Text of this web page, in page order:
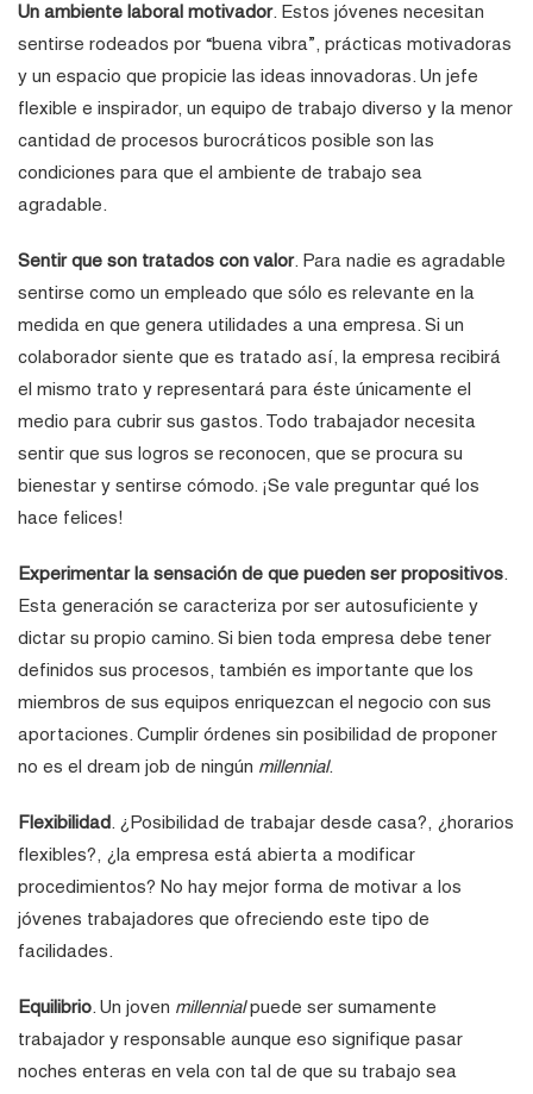
Un ambiente laboral motivador. Estos jóvenes necesitan
sentirse rodeados por “buena vibra”, prácticas motivadoras
y un espacio que propicie las ideas innovadoras. Un jefe
flexible e inspirador, un equipo de trabajo diverso y la menor
cantidad de procesos burocráticos posible son las
condiciones para que el ambiente de trabajo sea
agradable.
Sentir que son tratados con valor. Para nadie es agradable
sentirse como un empleado que sólo es relevante en la
medida en que genera utilidades a una empresa. Si un
colaborador siente que es tratado así, la empresa recibirá
el mismo trato y representará para éste únicamente el
medio para cubrir sus gastos. Todo trabajador necesita
sentir que sus logros se reconocen, que se procura su
bienestar y sentirse cómodo. ¡Se vale preguntar qué los
hace felices!
Experimentar la sensación de que pueden ser propositivos.
Esta generación se caracteriza por ser autosuficiente y
dictar su propio camino. Si bien toda empresa debe tener
definidos sus procesos, también es importante que los
miembros de sus equipos enriquezcan el negocio con sus
aportaciones. Cumplir órdenes sin posibilidad de proponer
no es el dream job de ningún millennial.
Flexibilidad. ¿Posibilidad de trabajar desde casa?, ¿horarios
flexibles?, ¿la empresa está abierta a modificar
procedimientos? No hay mejor forma de motivar a los
jóvenes trabajadores que ofreciendo este tipo de
facilidades.
Equilibrio. Un joven millennialpuede ser sumamente
trabajador y responsable aunque eso signifique pasar
noches enteras en vela con tal de que su trabajo sea